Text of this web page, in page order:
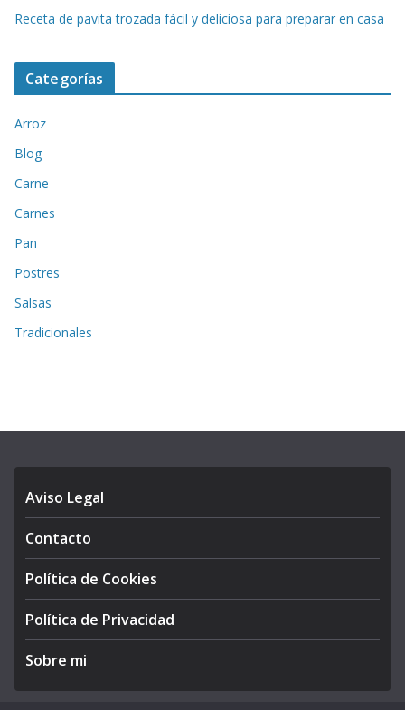
Receta de pavita trozada fácil y deliciosa para preparar en casa
Categorías
Arroz
Blog
Carne
Carnes
Pan
Postres
Salsas
Tradicionales
Aviso Legal
Contacto
Política de Cookies
Política de Privacidad
Sobre mi